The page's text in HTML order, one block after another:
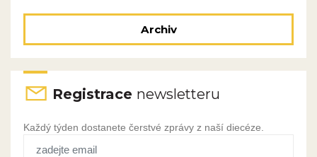
Archiv
Registrace newsletteru
Každý týden dostanete čerstvé zprávy z naší diecéze.